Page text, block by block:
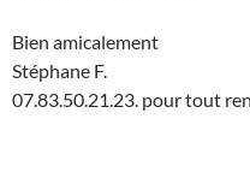
Bien amicalement
Stéphane F.
07.83.50.21.23. pour tout